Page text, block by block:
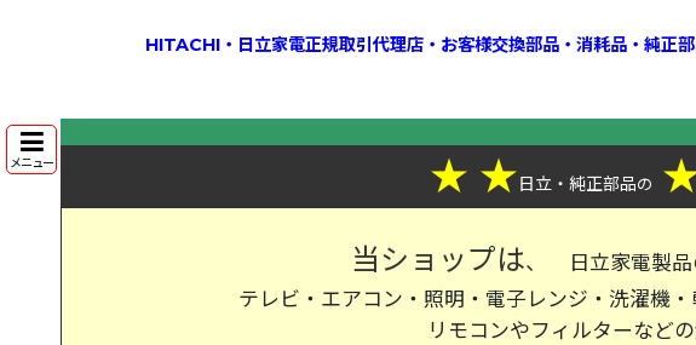
HITACHI・日立家電正規取引代理店・お客様交換部品・消耗品・純正
メニュー ★ ★日立・純正部品の
当ショップは、
日立家電製
テレビ・エアコン・照明・電子レンジ・洗濯機
リモコンやフィルターなどの